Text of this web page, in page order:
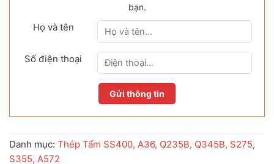
bạn.
Họ và tên
Số điện thoại
Danh mục: Thép Tấm SS400, A36, Q235B, Q345B, S275,
S355, A572